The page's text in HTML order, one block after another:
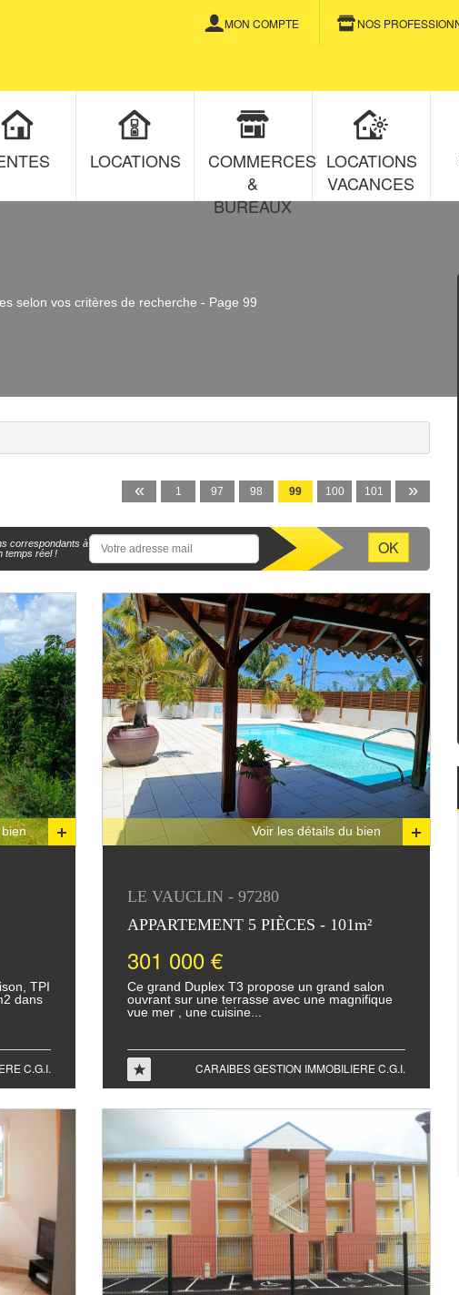
MON COMPTE NOS
LOCATIONS
COMMERCES
&
BUREAUX
LOCATIONS
VACANCES
selon vos critères de recherche - Page 99
« 1 97 98 99 100 101 »
correspondants à
temps réel !
bien
TPI
dans
C.G.I.
Voir les détails du bien
LE VAUCLIN - 97280
APPARTEMENT 5 PIÈCES - 101m²
301 000 €
Ce grand Duplex T3 propose un grand salon
ouvrant sur une terrasse avec une magnifique
vue mer , une cuisine...
CARAIBES GESTION IMMOBILIERE C.G.I.